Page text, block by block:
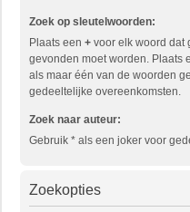
Zoek op sleutelwoorden:
Plaats een + voor elk woord dat
gevonden moet worden. Plaats
als maar één van de woorden
gedeeltelijke overeenkomsten.
Zoek naar auteur:
Gebruik * als een joker voor
Zoekopties